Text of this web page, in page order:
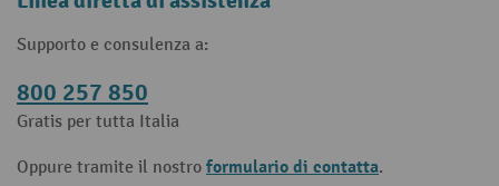
Supporto e consulenza a:
800 257 850
Gratis per tutta Italia
Oppure tramite il nostro formulario di contatta.